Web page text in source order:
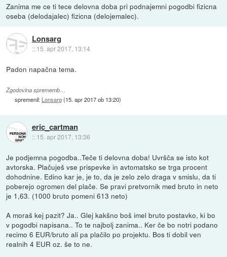
Zanima me ce ti tece delovna doba pri podnajemni pogodbi fizicna
oseba (delodajalec) fizicna (delojemalec).
Lonsarg
:: 15. apr 2017, 13:14
Padon napačna tema.
Zgodovina sprememb…
spremenil: Lonsarg(15. apr 2017 ob 13:20)
eric_cartman
:: 15. apr 2017, 13:36
Je podjemna pogodba..Teče ti delovna doba! Uvršča se isto kot
avtorska. Plačuješ vse prispevke in avtomatsko se trga procent
dohodnine. Edino kar je, je to, da je zelo zelo draga v smislu, da ti
poberejo ogromen del plače. Se pravi pretvornik med bruto in neto
je 1,63. (1000 bruto pomeni 613 neto)
A moraš kej pazit? Ja.. Glej kakšno boš imel bruto postavko, ki bo
v pogodbi napisana.. To te najbolj zanima.. Ker če bo notri podano
recimo 6 EUR/bruto ali pa plačilo po projektu. Bos ti dobil ven
realnih 4 EUR oz. še to ne.